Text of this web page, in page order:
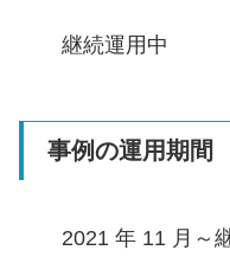
継続運用中
事例の運用期間
2021 年 11 月～